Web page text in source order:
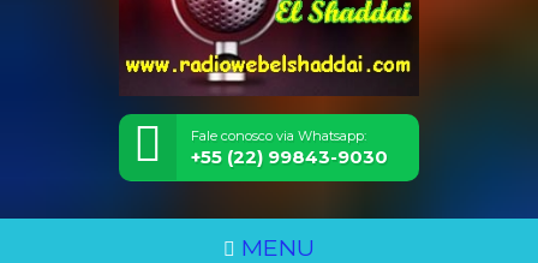
Fale conosco via Whatsapp:
+55 (22) 99843-9030
MENU